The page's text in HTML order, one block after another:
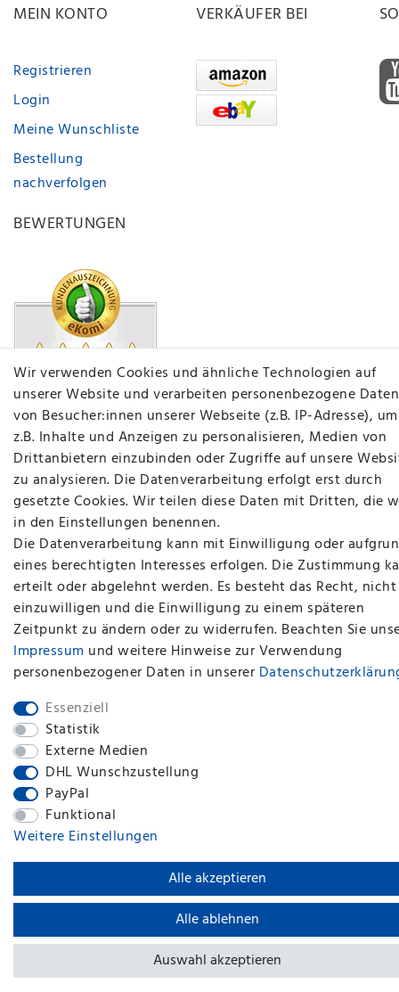
MEIN KONTO
Registrieren
Login
Meine Wunschliste
Bestellung
nachverfolgen
VERKÄUFER BEI
BEWERTUNGEN
Wir verwenden Cookies und ähnliche Technologien auf
unserer Website und verarbeiten personenbezogene Daten
von Besucher:innen unserer Webseite (z.B. IP-Adresse), um
z.B. Inhalte und Anzeigen zu personalisieren, Medien von
Drittanbietern einzubinden oder Zugriffe auf unsere
zu analysieren. Die Datenverarbeitung erfolgt erst durch
gesetzte Cookies. Wir teilen diese Daten mit Dritten, die
in den Einstellungen benennen.
Die Datenverarbeitung kann mit Einwilligung oder
eines berechtigten Interesses erfolgen. Die Zustimmung
erteilt oder abgelehnt werden. Es besteht das Recht, nicht
einzuwilligen und die Einwilligung zu einem späteren
Zeitpunkt zu ändern oder zu widerrufen. Beachten Sie
Impressum und weitere Hinweise zur Verwendung
personenbezogener Daten in unserer
Essenziell
Statistik
Externe Medien
DHL Wunschzustellung
PayPal
Funktional
Weitere Einstellungen
Alle akzeptieren
Alle ablehnen
Auswahl akzeptieren
plentymarkets Template von Plenty Lions
BACK TO TOP